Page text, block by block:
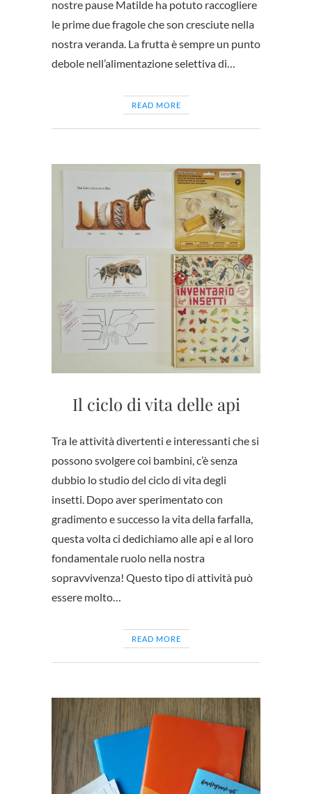
nostre pause Matilde ha potuto raccogliere
le prime due fragole che son cresciute nella
nostra veranda. La frutta è sempre un punto
debole nell’alimentazione selettiva di…
READ MORE
Il ciclo di vita delle api
Tra le attività divertenti e interessanti che si
possono svolgere coi bambini, c’è senza
dubbio lo studio del ciclo di vita degli
insetti. Dopo aver sperimentato con
gradimento e successo la vita della farfalla,
questa volta ci dedichiamo alle api e al loro
fondamentale ruolo nella nostra
sopravvivenza! Questo tipo di attività può
essere molto…
READ MORE